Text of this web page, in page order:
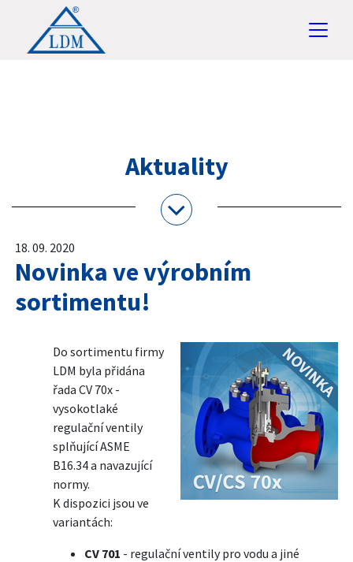
Aktuality
18. 09. 2020
Novinka ve výrobním
sortimentu!
Do sortimentu firmy
LDM byla přidána
řada CV 70x -
vysokotlaké
regulační ventily
splňující ASME
B16.34 a navazující
normy.
K dispozici jsou ve
variantách:
CV 701 - regulační ventily pro vodu a jiné